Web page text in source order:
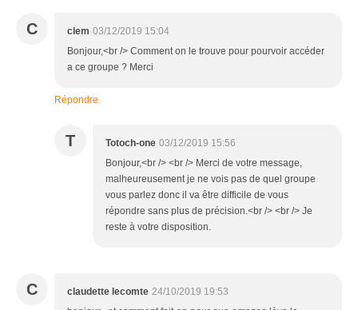
C clem 03/12/2019 15:04
Bonjour,<br /> Comment on le trouve pour pourvoir accéder
a ce groupe ? Merci
Répondre
T Totoch-one 03/12/2019 15:56
Bonjour,<br /> <br /> Merci de votre message,
malheureusement je ne vois pas de quel groupe
vous parlez donc il va être difficile de vous
répondre sans plus de précision.<br /> <br /> Je
reste à votre disposition.
C claudette lecomte 24/10/2019 19:53